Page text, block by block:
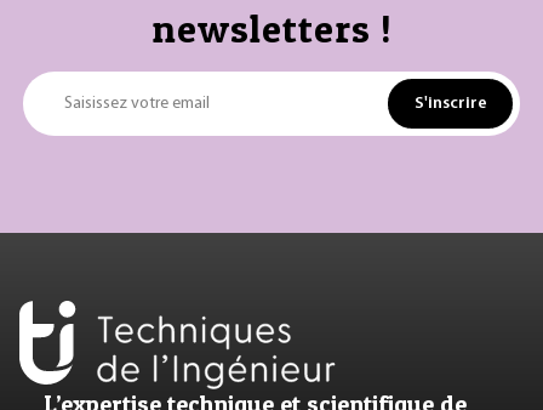
newsletters !
Saisissez votre email S'inscrire
L’expertise technique et scientifique de